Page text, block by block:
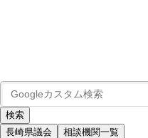
長崎県議会 相談機関一覧